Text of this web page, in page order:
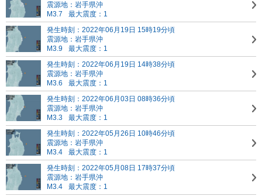
震源地：岩手県沖
M3.7
最大震度：1
発生時刻：2022年06月19日 15時19分頃
震源地：岩手県沖
M3.9
最大震度：1
発生時刻：2022年06月19日 14時38分頃
震源地：岩手県沖
M3.6
最大震度：1
発生時刻：2022年06月03日 08時36分頃
震源地：岩手県沖
M3.3
最大震度：1
発生時刻：2022年05月26日 10時46分頃
震源地：岩手県沖
M3.4
最大震度：1
発生時刻：2022年05月08日 17時37分頃
震源地：岩手県沖
M3.4
最大震度：1